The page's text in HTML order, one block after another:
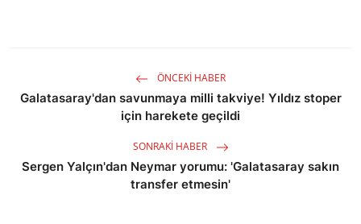
ÖNCEKI HABER
Galatasaray'dan savunmaya milli takviye! Yıldız stoper
için harekete geçildi
SONRAKI HABER
Sergen Yalçın'dan Neymar yorumu: 'Galatasaray sakın
transfer etmesin'